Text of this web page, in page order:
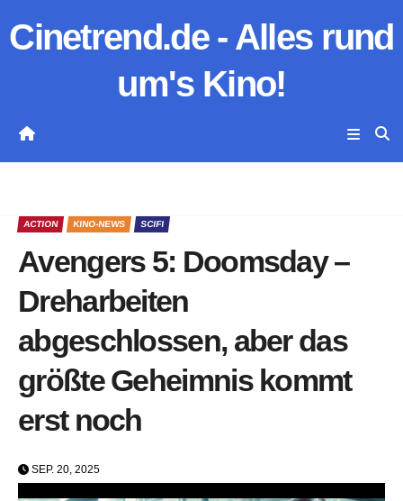
Inhalt
Cinetrend.de - Alles rund
um's Kino!
ACTION KINO-NEWS SCIFI
Avengers 5: Doomsday –
Dreharbeiten
abgeschlossen, aber das
größte Geheimnis kommt
erst noch
SEP. 20, 2025